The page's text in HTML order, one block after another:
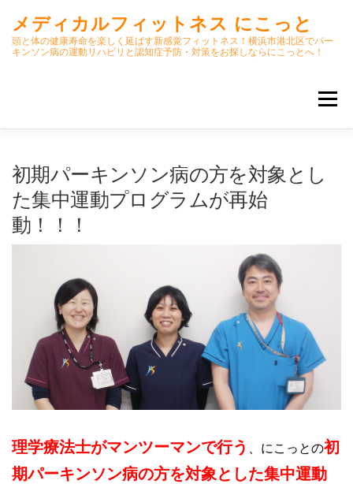
ッ
メディカルフィットネス にこっと
頭と体の健康寿命を楽しく延ばす新感覚フィットネス！横浜市港北区でパー
キンソン病の運動リハビリと認知症予防・対策をお探しならにこっとへ！
メニュー
初期パーキンソン病集中運動プログラム
オンラインクラス(GOOGLE MEET)
パーキンソン体操リハビリ動画DVD
高齢者向けおすすめ脳トレプリント
スタッフ紹介／求人情報 お客様の声 料金表
初期パーキンソン病の方を対象とし
た集中運動プログラムが再始
動！！！
理学療法士がマンツーマンで行う 、にこっとの初
期パーキンソン病の方を対象とした集中運動